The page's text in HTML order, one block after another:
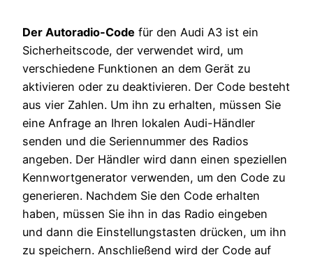
Der Autoradio-Code für den Audi A3 ist ein
Sicherheitscode, der verwendet wird, um
verschiedene Funktionen an dem Gerät zu
aktivieren oder zu deaktivieren. Der Code besteht
aus vier Zahlen. Um ihn zu erhalten, müssen Sie
eine Anfrage an Ihren lokalen Audi-Händler
senden und die Seriennummer des Radios
angeben. Der Händler wird dann einen speziellen
Kennwortgenerator verwenden, um den Code zu
generieren. Nachdem Sie den Code erhalten
haben, müssen Sie ihn in das Radio eingeben
und dann die Einstellungstasten drücken, um ihn
zu speichern. Anschließend wird der Code auf